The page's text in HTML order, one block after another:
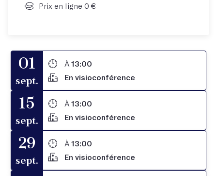
Prix en ligne 0 €
01
sept.
À 13:00
En visioconférence
15
sept.
À 13:00
En visioconférence
29
sept.
À 13:00
En visioconférence